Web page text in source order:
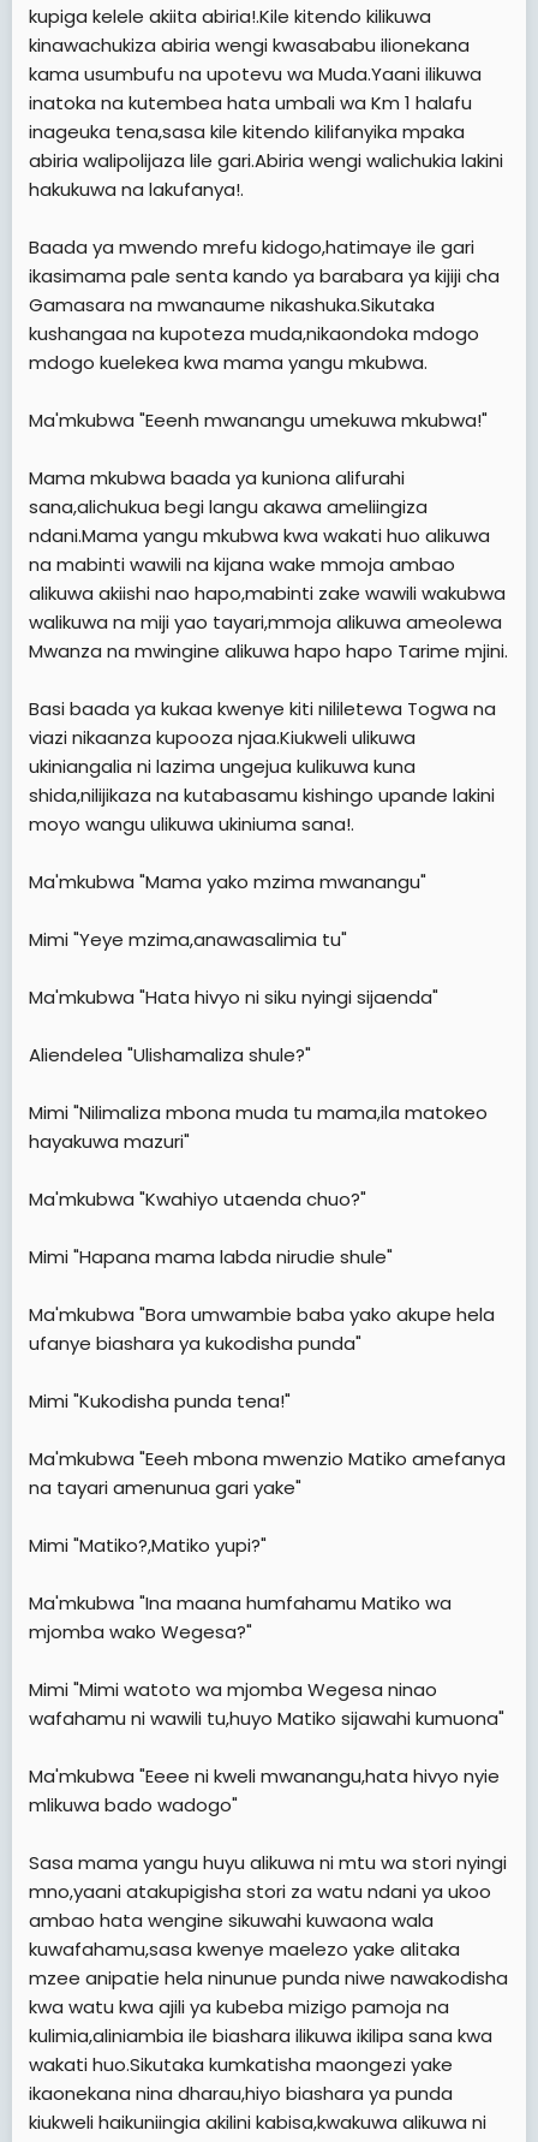
kupiga kelele akiita abiria!.Kile kitendo kilikuwa
kinawachukiza abiria wengi kwasababu ilionekana
kama usumbufu na upotevu wa Muda.Yaani ilikuwa
inatoka na kutembea hata umbali wa Km 1 halafu
inageuka tena,sasa kile kitendo kilifanyika mpaka
abiria walipolijaza lile gari.Abiria wengi walichukia lakini
hakukuwa na lakufanya!.
Baada ya mwendo mrefu kidogo,hatimaye ile gari
ikasimama pale senta kando ya barabara ya kijiji cha
Gamasara na mwanaume nikashuka.Sikutaka
kushangaa na kupoteza muda,nikaondoka mdogo
mdogo kuelekea kwa mama yangu mkubwa.
Ma'mkubwa "Eeenh mwanangu umekuwa mkubwa!"
Mama mkubwa baada ya kuniona alifurahi
sana,alichukua begi langu akawa ameliingiza
ndani.Mama yangu mkubwa kwa wakati huo alikuwa
na mabinti wawili na kijana wake mmoja ambao
alikuwa akiishi nao hapo,mabinti zake wawili wakubwa
walikuwa na miji yao tayari,mmoja alikuwa ameolewa
Mwanza na mwingine alikuwa hapo hapo Tarime mjini.
Basi baada ya kukaa kwenye kiti nililetewa Togwa na
viazi nikaanza kupooza njaa.Kiukweli ulikuwa
ukiniangalia ni lazima ungejua kulikuwa kuna
shida,nilijikaza na kutabasamu kishingo upande lakini
moyo wangu ulikuwa ukiniuma sana!.
Ma'mkubwa "Mama yako mzima mwanangu"
Mimi "Yeye mzima,anawasalimia tu"
Ma'mkubwa "Hata hivyo ni siku nyingi sijaenda"
Aliendelea "Ulishamaliza shule?"
Mimi "Nilimaliza mbona muda tu mama,ila matokeo
hayakuwa mazuri"
Ma'mkubwa "Kwahiyo utaenda chuo?"
Mimi "Hapana mama labda nirudie shule"
Ma'mkubwa "Bora umwambie baba yako akupe hela
ufanye biashara ya kukodisha punda"
Mimi "Kukodisha punda tena!"
Ma'mkubwa "Eeeh mbona mwenzio Matiko amefanya
na tayari amenunua gari yake"
Mimi "Matiko?,Matiko yupi?"
Ma'mkubwa "Ina maana humfahamu Matiko wa
mjomba wako Wegesa?"
Mimi "Mimi watoto wa mjomba Wegesa ninao
wafahamu ni wawili tu,huyo Matiko sijawahi kumuona"
Ma'mkubwa "Eeee ni kweli mwanangu,hata hivyo nyie
mlikuwa bado wadogo"
Sasa mama yangu huyu alikuwa ni mtu wa stori nyingi
mno,yaani atakupigisha stori za watu ndani ya ukoo
ambao hata wengine sikuwahi kuwaona wala
kuwafahamu,sasa kwenye maelezo yake alitaka
mzee anipatie hela ninunue punda niwe nawakodisha
kwa watu kwa ajili ya kubeba mizigo pamoja na
kulimia,aliniambia ile biashara ilikuwa ikilipa sana kwa
wakati huo.Sikutaka kumkatisha maongezi yake
ikaonekana nina dharau,hiyo biashara ya punda
kiukweli haikuniingia akilini kabisa,kwakuwa alikuwa ni